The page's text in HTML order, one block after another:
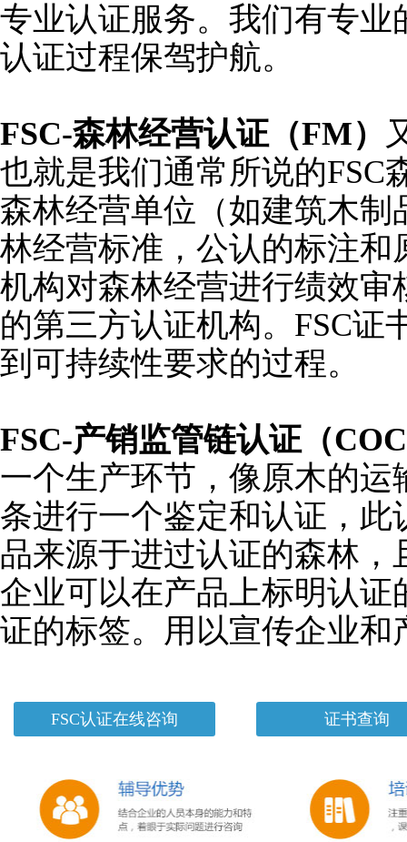
专业认证服务。我们有专
认证过程保驾护航。
FSC-森林经营认证（FM）
也就是我们通常所说的FSC
森林经营单位（如建筑木
林经营标准，公认的标注和
机构对森林经营进行绩效
的第三方认证机构。FSC证
到可持续性要求的过程。
FSC-产销监管链认证（
一个生产环节，像原木的
条进行一个鉴定和认证，
品来源于进过认证的森林
企业可以在产品上标明认
证的标签。用以宣传企业和
FSC认证在线咨询 证书查询